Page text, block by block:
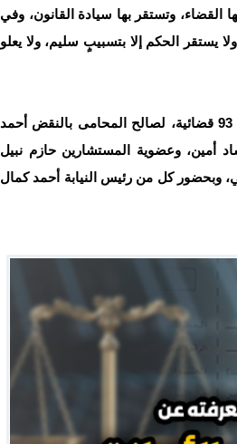
القضاء، وتستقر بها سيادة القانون، وفي
يستقر الحكم إلا بتسبيبٍ سليم، ولا يعلو
صدر الحكم في الطعن المقيد برقم 32619 لسنة 93 قضائية، لصالح المحامى بالنقض أحمد
أمين، وعضوية المستشارين حازم نبيل
وبحضور كل من رئيس النيابة أحمد كمال